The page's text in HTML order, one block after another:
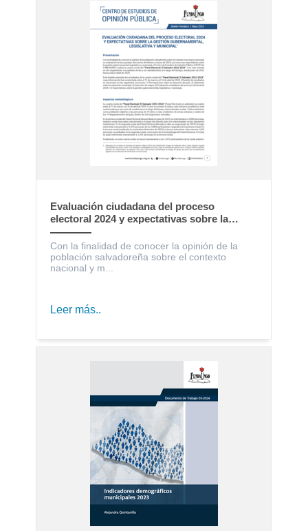
Evaluación ciudadana del proceso
electoral 2024 y expectativas sobre la
gestión gubernamental, legislativa y
municipal
Con la finalidad de conocer la opinión de la
población salvadoreña sobre el contexto
nacional y m...
Leer más..